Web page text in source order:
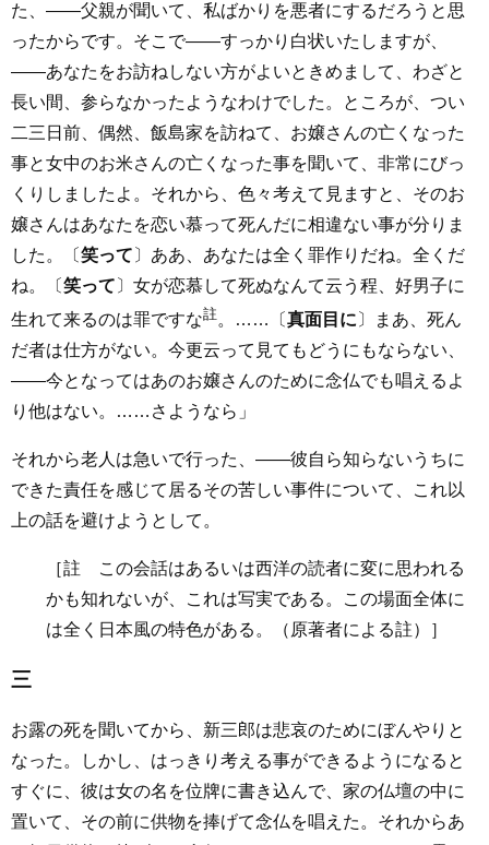
た、――父親が聞いて、私ばかりを悪者にするだろうと思
ったからです。そこで――すっかり白状いたしますが、
――あなたをお訪ねしない方がよいときめまして、わざと
長い間、参らなかったようなわけでした。ところが、つい
二三日前、偶然、飯島家を訪ねて、お嬢さんの亡くなった
事と女中のお米さんの亡くなった事を聞いて、非常にびっ
くりしましたよ。それから、色々考えて見ますと、そのお
嬢さんはあなたを恋い慕って死んだに相違ない事が分りま
した。〔笑って 〕ああ、あなたは全く罪作りだね。全くだ
ね。〔笑って 〕女が恋慕して死ぬなんて云う程、好男子に
生れて来るのは罪ですな註。……〔真面目に 〕まあ、死ん
だ者は仕方がない。今更云って見てもどうにもならない、
――今となってはあのお嬢さんのために念仏でも唱えるよ
り他はない。……さようなら」
それから老人は急いで行った、――彼自ら知らないうちに
できた責任を感じて居るその苦しい事件について、これ以
上の話を避けようとして。
［註 この会話はあるいは西洋の読者に変に思われる
かも知れないが、これは写実である。この場面全体に
は全く日本風の特色がある。（原著者による註）］
三
お露の死を聞いてから、新三郎は悲哀のためにぼんやりと
なった。しかし、はっきり考える事ができるようになると
すぐに、彼は女の名を位牌に書き込んで、家の仏壇の中に
置いて、その前に供物を捧げて念仏を唱えた。それからあ